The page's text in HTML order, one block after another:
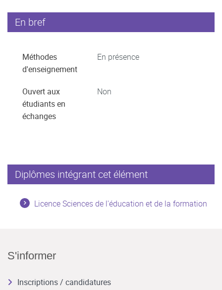
En bref
Méthodes
d'enseignement
En présence
Ouvert aux
étudiants en
échanges
Non
Diplômes intégrant cet élément
Licence Sciences de l'éducation et de la formation
S'informer
Inscriptions / candidatures